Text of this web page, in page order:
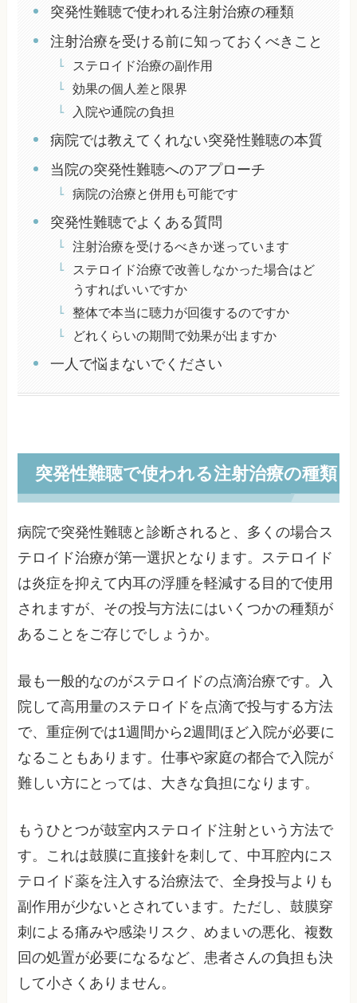
突発性難聴で使われる注射治療の種類
注射治療を受ける前に知っておくべきこと
ステロイド治療の副作用
効果の個人差と限界
入院や通院の負担
病院では教えてくれない突発性難聴の本質
当院の突発性難聴へのアプローチ
病院の治療と併用も可能です
突発性難聴でよくある質問
注射治療を受けるべきか迷っています
ステロイド治療で改善しなかった場合はど
うすればいいですか
整体で本当に聴力が回復するのですか
どれくらいの期間で効果が出ますか
一人で悩まないでください
突発性難聴で使われる注射治療の種類
病院で突発性難聴と診断されると、多くの場合ス
テロイド治療が第一選択となります。ステロイド
は炎症を抑えて内耳の浮腫を軽減する目的で使用
されますが、その投与方法にはいくつかの種類が
あることをご存じでしょうか。
最も一般的なのがステロイドの点滴治療です。入
院して高用量のステロイドを点滴で投与する方法
で、重症例では1週間から2週間ほど入院が必要に
なることもあります。仕事や家庭の都合で入院が
難しい方にとっては、大きな負担になります。
もうひとつが鼓室内ステロイド注射という方法で
す。これは鼓膜に直接針を刺して、中耳腔内にス
テロイド薬を注入する治療法で、全身投与よりも
副作用が少ないとされています。ただし、鼓膜穿
刺による痛みや感染リスク、めまいの悪化、複数
回の処置が必要になるなど、患者さんの負担も決
して小さくありません。